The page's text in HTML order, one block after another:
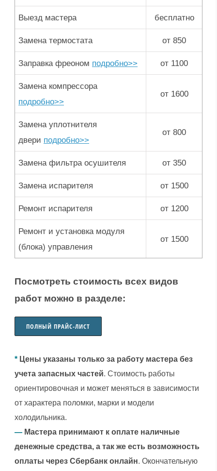
Выезд мастера бесплатно
Замена термостата от 850
Заправка фреоном подробно>> от 1100
Замена компрессора
подробно>>
от 1600
Замена уплотнителя
двери подробно>>
от 800
Замена фильтра осушителя от 350
Замена испарителя от 1500
Ремонт испарителя от 1200
Ремонт и установка модуля
(блока) управления
от 1500
Посмотреть стоимость всех видов
работ можно в разделе:
ПОЛНЫЙ ПРАЙС-ЛИСТ
* Цены указаны только за работу мастера без
учета запасных частей. Стоимость работы
ориентировочная и может меняться в зависимости
от характера поломки, марки и модели
холодильника.
— Мастера принимают к оплате наличные
денежные средства, а так же есть возможность
оплаты через Сбербанк онлайн. Окончательную